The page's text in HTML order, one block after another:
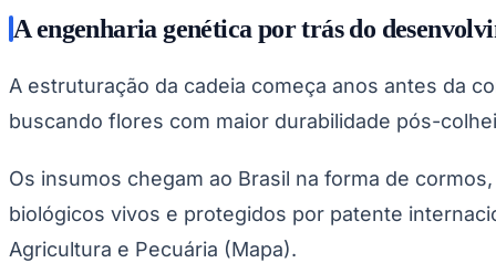
A engenharia genética por trás do
A estruturação da cadeia começa anos antes da
buscando flores com maior durabilidade pós-
Os insumos chegam ao Brasil na forma de
biológicos vivos e protegidos por patente
Agricultura e Pecuária (Mapa).